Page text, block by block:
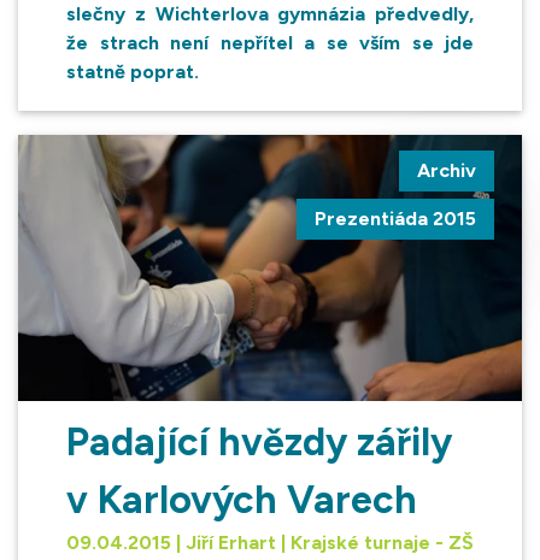
slečny z Wichterlova gymnázia předvedly,
že strach není nepřítel a se vším se jde
statně poprat.
Archiv
Prezentiáda 2015
Padající hvězdy zářily
v Karlových Varech
09.04.2015 | Jiří Erhart | Krajské turnaje - ZŠ